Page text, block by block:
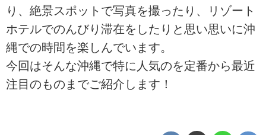
り、絶景スポットで写真を撮ったり、リゾート
ホテルでのんびり滞在をしたりと思い思いに沖
縄での時間を楽しんでいます。
今回はそんな沖縄で特に人気のを定番から最近
注目のものまでご紹介します！